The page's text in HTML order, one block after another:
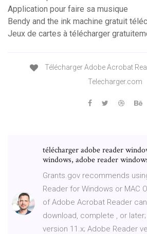
Application pour faire sa musique
Bendy and the ink machine gratuit
Jeux de cartes à télécharger
Télécharger Adobe Acrobat
Telecharger.com
télécharger adobe reader
windows, adobe reader
Grants.gov recommends
Reader for Windows or MAC
of Adobe Acrobat Reader
download, complete , or
version 11.x; Adobe Reader